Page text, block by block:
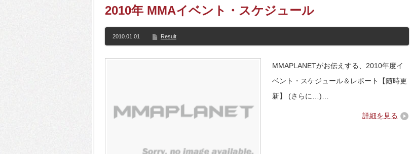
2010年 MMAイベント・スケジュール
2010.01.01 Result
MMAPLANETがお伝えする、2010年度イ
ベント・スケジュール＆レポート【随時更
新】 (さらに…)…
詳細を見る